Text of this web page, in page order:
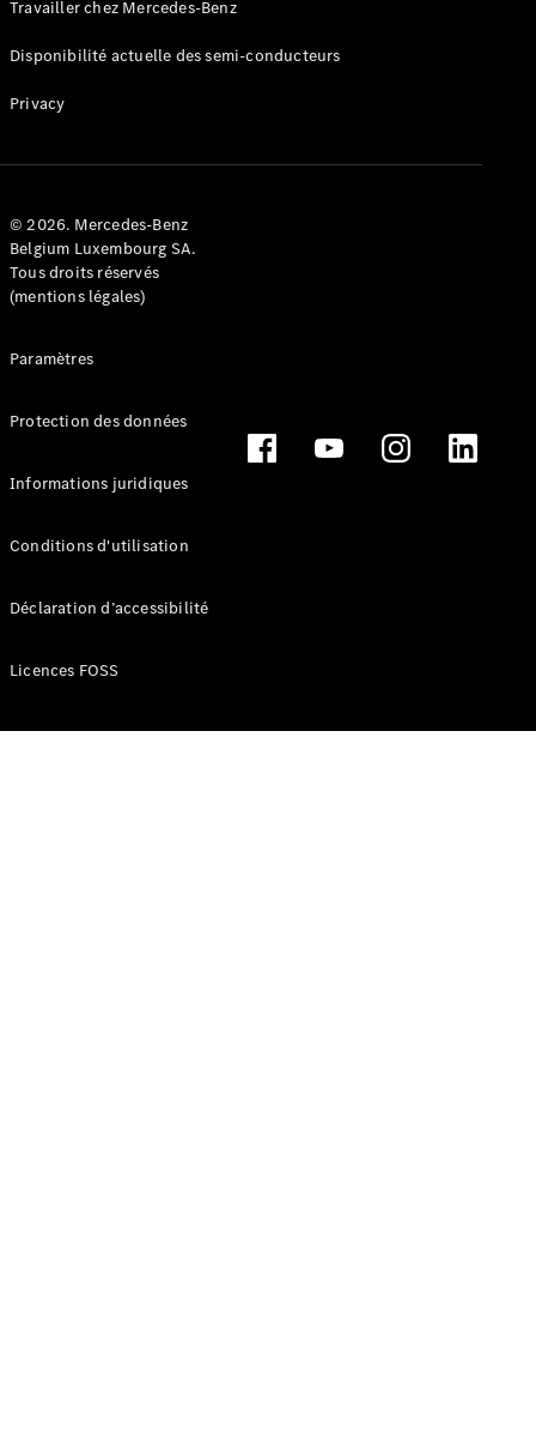
Travailler chez Mercedes-Benz
Disponibilité actuelle des semi-conducteurs
Privacy
© 2026. Mercedes-Benz
Belgium Luxembourg SA.
Tous droits réservés
(mentions légales)
Paramètres
Protection des données
Informations juridiques
Conditions d'utilisation
Déclaration d’accessibilité
Licences FOSS